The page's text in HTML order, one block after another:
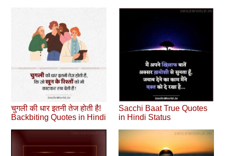
चुगली की धार इतनी तेज होती है!
Backbiting Quotes in Hindi
Sacchi Baat True Quotes
in Hindi Status